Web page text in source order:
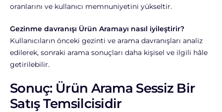
oranlarını ve kullanıcı memnuniyetini yükseltir.
Gezinme davranışı Ürün Aramayı nasıl iyileştirir?
Kullanıcıların önceki gezinti ve arama davranışları analiz
edilerek, sonraki arama sonuçları daha kişisel ve ilgili hâle
getirilebilir.
Sonuç: Ürün Arama Sessiz Bir
Satış Temsilcisidir